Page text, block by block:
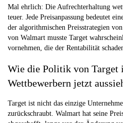
Mal ehrlich: Die Aufrechterhaltung
teuer. Jede Preisanpassung bedeutet
der algorithmischen Preisstrategien
von Walmart musste Target
vornehmen, die der Rentabilität
Wie die Politik von Target
Wettbewerbern jetzt
Target ist nicht das einzige
zurückschraubt. Walmart hat seine